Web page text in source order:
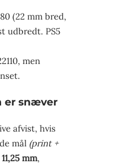
(22 mm bred,
udbredt. PS5
men
er snæver
afvist, hvis
mål (print +
11,25 mm,